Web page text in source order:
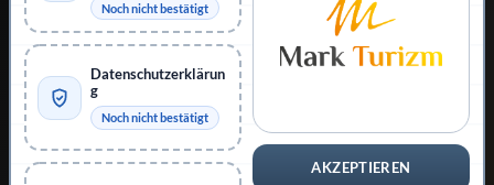
AKZEPTIEREN
Noch nicht bestätigt
Datenschutzerklärun
g
Noch nicht bestätigt
Registrierter Dienstleister Offizielle Plattform: evisa.gov.tr
Offizielle Plattform: konsolosluk.gov.tr
Hinweis einklappen
Mark Turizm İnşaat Gıda Danışmanlık ve